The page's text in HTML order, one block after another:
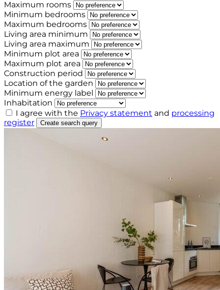
Maximum rooms
Minimum bedrooms
Maximum bedrooms
Living area minimum
Living area maximum
Minimum plot area
Maximum plot area
Construction period
Location of the garden
Minimum energy label
Inhabitation
I agree with the Privacy statement and processing
register
Create search query